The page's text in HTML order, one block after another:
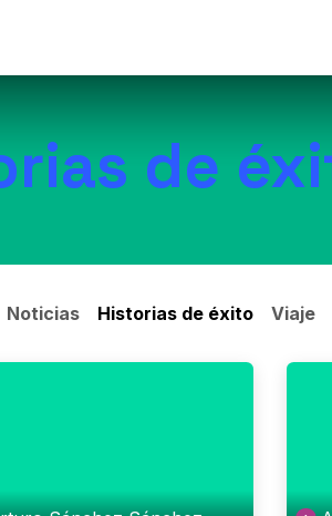
de
Noticias Historias de éxito Viaje